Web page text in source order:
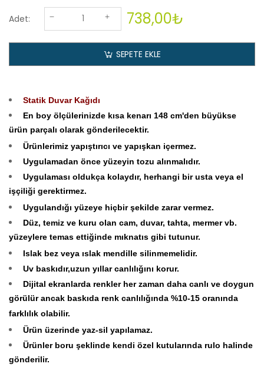
Adet: 738,00₺
SEPETE EKLE
Statik Duvar Kağıdı
En boy ölçülerinizde kısa kenarı 148 cm'den büyükse
ürün parçalı olarak gönderilecektir.
Ürünlerimiz yapıştırıcı ve yapışkan içermez.
Uygulamadan önce yüzeyin tozu alınmalıdır.
Uygulaması oldukça kolaydır, herhangi bir usta veya el
işçiliği gerektirmez.
Uygulandığı yüzeye hiçbir şekilde zarar vermez.
Düz, temiz ve kuru olan cam, duvar, tahta, mermer vb.
yüzeylere temas ettiğinde mıknatıs gibi tutunur.
Islak bez veya ıslak mendille silinmemelidir.
Uv baskıdır,uzun yıllar canlılığını korur.
Dijital ekranlarda renkler her zaman daha canlı ve doygun
görülür ancak baskıda renk canlılığında %10-15 oranında
farklılık olabilir.
Ürün üzerinde yaz-sil yapılamaz.
Ürünler boru şeklinde kendi özel kutularında rulo halinde
gönderilir.